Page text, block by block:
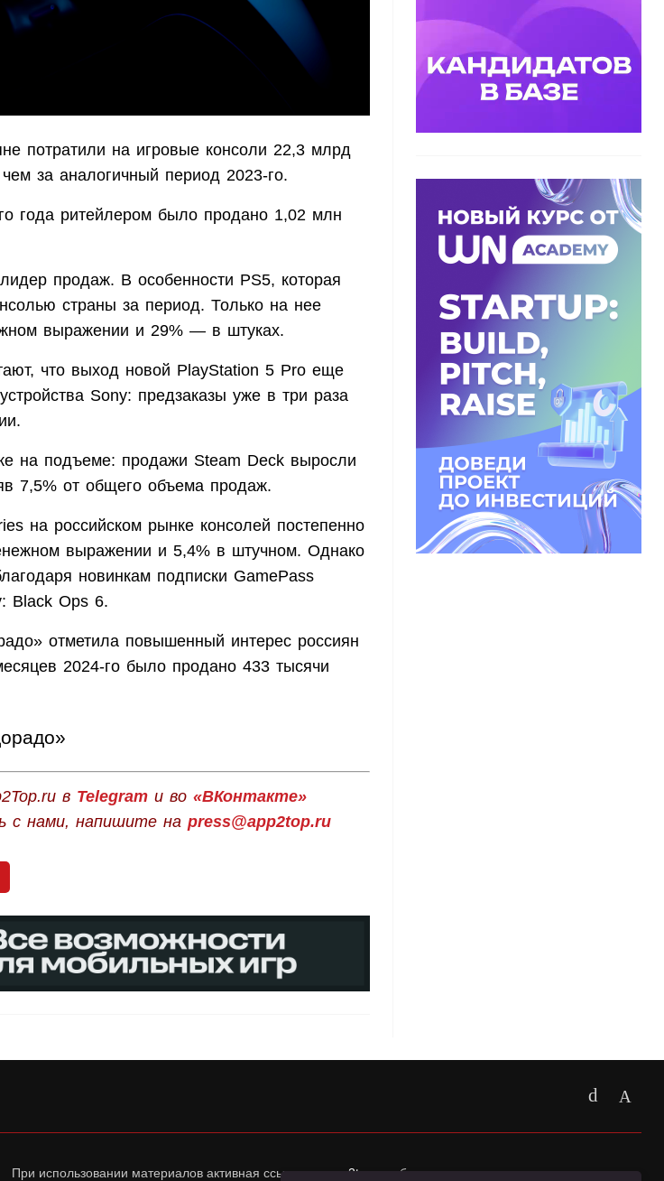
потратили на игровые консоли 22,3 млрд
за аналогичный период 2023-го.
года ритейлером было продано 1,02 млн
продаж. В особенности PS5, которая
страны за период. Только на нее
выражении и 29% — в штуках.
что выход новой PlayStation 5 Pro еще
Sony: предзаказы уже в три раза
на подъеме: продажи Steam Deck выросли
7,5% от общего объема продаж.
на российском рынке консолей постепенно
выражении и 5,4% в штучном. Однако
новинкам подписки GamePass
Black Ops 6.
отметила повышенный интерес россиян
2024-го было продано 433 тысячи
в Telegramи во «ВКонтакте»
с нами, напишите на press@app2top.ru
При использовании материалов активная ссылка наapp2top.ruобязательна.